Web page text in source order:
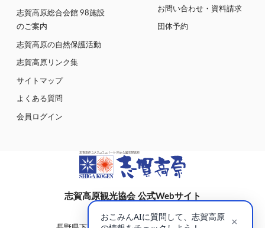
志賀高原総合会館 98施設
のご案内
志賀高原の自然保護活動
志賀高原リンク集
サイトマップ
よくある質問
会員ログイン
お問い合わせ・資料請求
団体予約
志賀高原観光協会 公式Webサイト
〒381-0401